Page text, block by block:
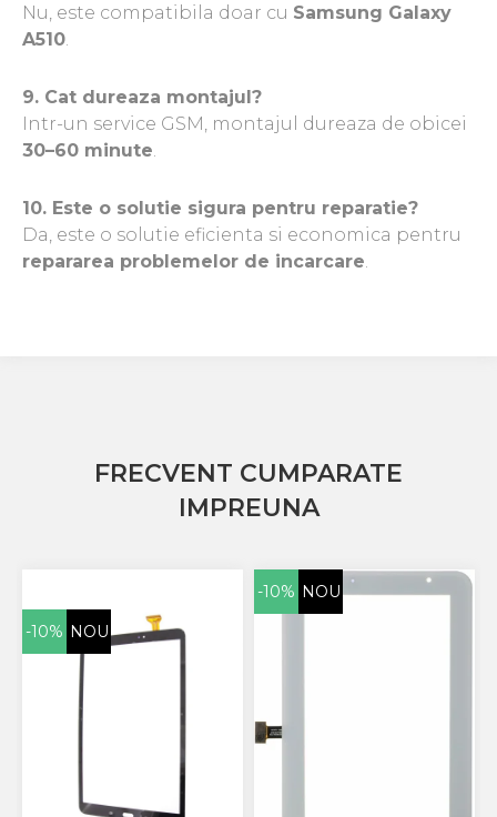
Nu, este compatibila doar cu Samsung Galaxy
A510.
9. Cat dureaza montajul?
Intr-un service GSM, montajul dureaza de obicei
30–60 minute.
10. Este o solutie sigura pentru reparatie?
Da, este o solutie eficienta si economica pentru
repararea problemelor de incarcare.
FRECVENT CUMPARATE
IMPREUNA
-10% NOU
-10% NOU